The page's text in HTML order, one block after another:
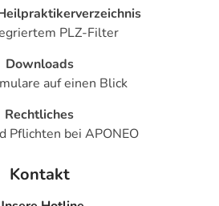
PLZ-Filter
Downloads
auf einen Blick
Rechtliches
Pflichten bei APONEO
Kontakt